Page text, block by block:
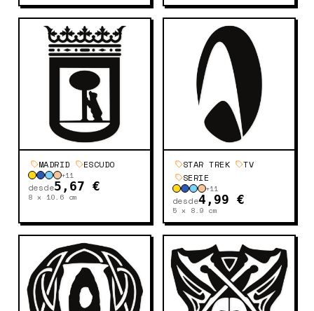
MADRID ESCUDO
+11
desde5,67 €
8 x 10.6 cm
STAR TREK
TV
SERIE
+11
desde4,99 €
5 x 8.9 cm